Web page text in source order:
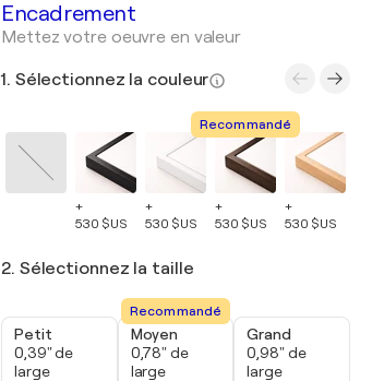
Encadrement
Mettez votre oeuvre en valeur
1. Sélectionnez la couleur
+
530 $US
+
530 $US
Recommandé
+
530 $US
+
530 $US
2. Sélectionnez la taille
Petit
0,39" de
large
Recommandé
Moyen
0,78" de
large
Grand
0,98" de
large